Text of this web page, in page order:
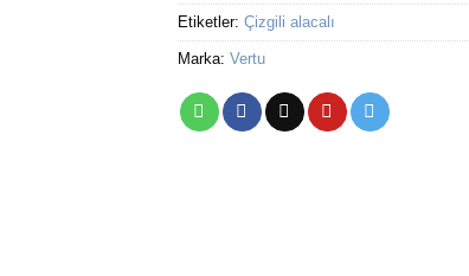
Etiketler: Çizgili alacalı
Marka: Vertu